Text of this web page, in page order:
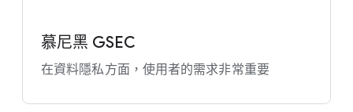
慕尼黑 GSEC
在​資料​隱私​方面，​使用​者​的​需求​非常​重要